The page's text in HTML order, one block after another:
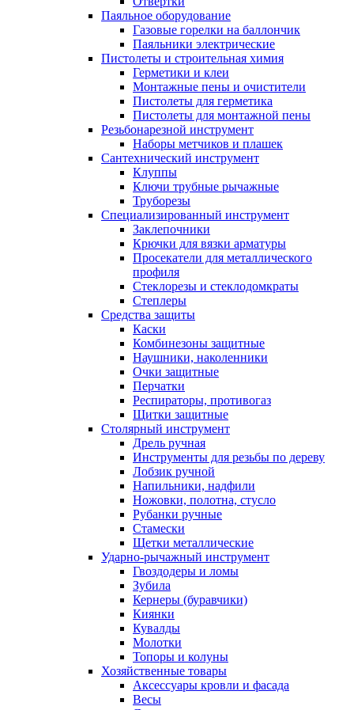
Паяльное оборудование
Газовые горелки на баллончик
Паяльники электрические
Пистолеты и строительная химия
Герметики и клеи
Монтажные пены и очистители
Пистолеты для герметика
Пистолеты для монтажной пены
Резьбонарезной инструмент
Наборы метчиков и плашек
Сантехнический инструмент
Клуппы
Ключи трубные рычажные
Труборезы
Специализированный инструмент
Заклепочники
Крючки для вязки арматуры
Просекатели для металлического
профиля
Стеклорезы и стеклодомкраты
Степлеры
Средства защиты
Каски
Комбинезоны защитные
Наушники, наколенники
Очки защитные
Перчатки
Респираторы, противогаз
Щитки защитные
Столярный инструмент
Дрель ручная
Инструменты для резьбы по дереву
Лобзик ручной
Напильники, надфили
Ножовки, полотна, стусло
Рубанки ручные
Стамески
Щетки металлические
Ударно-рычажный инструмент
Гвоздодеры и ломы
Зубила
Кернеры (буравчики)
Киянки
Кувалды
Молотки
Топоры и колуны
Хозяйственные товары
Аксессуары кровли и фасада
Весы